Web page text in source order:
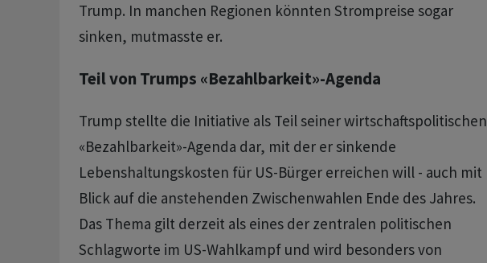
Trump. In manchen Regionen könnten Strompreise sogar
sinken, mutmasste er.
Teil von Trumps «Bezahlbarkeit»-Agenda
Trump stellte die Initiative als Teil seiner wirtschaftspolitischen
«Bezahlbarkeit»-Agenda dar, mit der er sinkende
Lebenshaltungskosten für US-Bürger erreichen will - auch mit
Blick auf die anstehenden Zwischenwahlen Ende des Jahres.
Das Thema gilt derzeit als eines der zentralen politischen
Schlagworte im US-Wahlkampf und wird besonders von